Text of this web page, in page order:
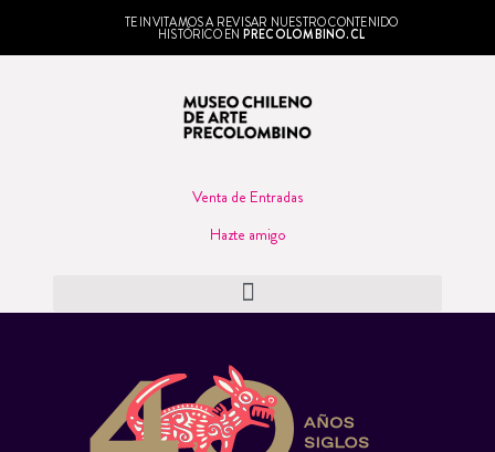
TE INVITAMOS A REVISAR NUESTRO CONTENIDO
HISTÓRICO EN PRECOLOMBINO.CL
Venta de Entradas
Hazte amigo